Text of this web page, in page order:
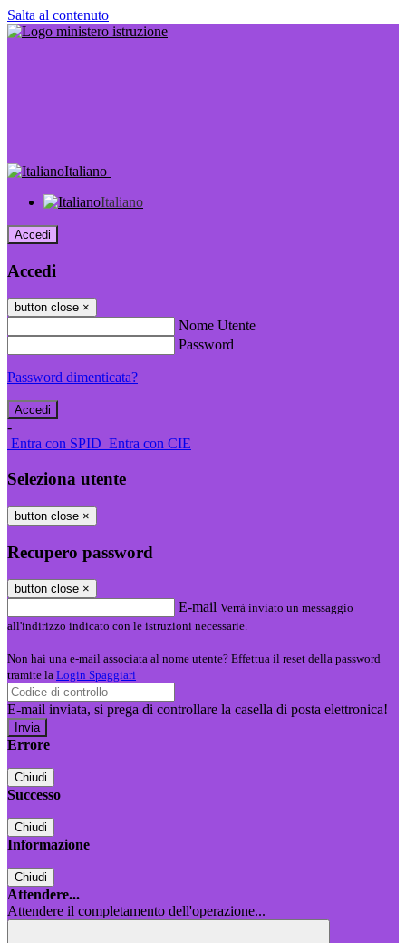
Salta al contenuto
Italiano
Italiano
Accedi
Accedi
button close ×
Nome Utente
Password
Password dimenticata?
-
Entra con SPID Entra con CIE
Seleziona utente
button close ×
Recupero password
button close ×
E-mail Verrà inviato un messaggio
all'indirizzo indicato con le istruzioni necessarie.
Non hai una e-mail associata al nome utente? Effettua il reset della password
tramite la Login Spaggiari
E-mail inviata, si prega di controllare la casella di posta elettronica!
Errore
Chiudi
Successo
Chiudi
Informazione
Chiudi
Attendere...
Attendere il completamento dell'operazione...